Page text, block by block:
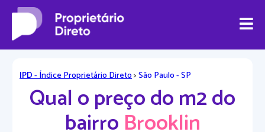
IPD- Índice Proprietário Direto>São Paulo - SP
Qual o preço do m2 do
bairro Brooklin